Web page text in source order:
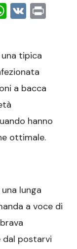
VK
tipica
a bacca
hanno
ottimale.
lunga
a voce di
dal postarvi